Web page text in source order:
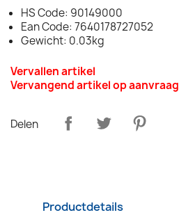
HS Code: 90149000
Ean Code: 7640178727052
Gewicht: 0.03kg
Vervallen artikel
Vervangend artikel op aanvraag
Delen
Productdetails